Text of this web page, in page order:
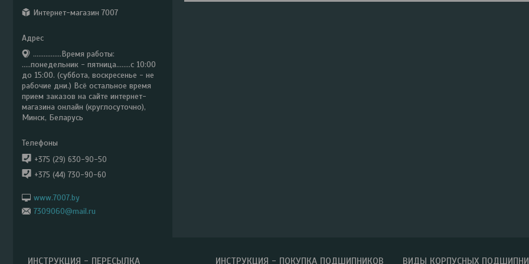
Интернет-магазин 7007
................Время работы:
.....понедельник - пятница........с 10:00
до 15:00. (суббота, воскресенье - не
рабочие дни.) Всё остальное время
прием заказов на сайте интернет-
магазина онлайн (круглосуточно),
Минск, Беларусь
+375 (29) 630-90-50
+375 (44) 730-90-60
www.7007.by
7309060@mail.ru
ИНСТРУКЦИЯ - ПЕРЕСЫЛКА ИНСТРУКЦИЯ - ПОКУПКА ПОДШИПНИКОВ ВИДЫ КОРПУСНЫХ